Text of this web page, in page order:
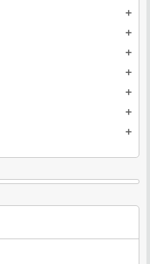
add
add
add
add
add
add
add